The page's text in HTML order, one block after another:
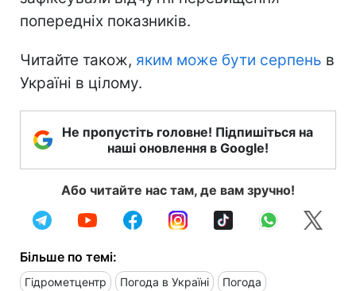
попередніх показників.
Читайте також, яким може бути серпень в
Україні в цілому.
Не пропустіть головне! Підпишіться на
наші оновлення в Google!
Або читайте нас там, де вам зручно!
Більше по темі:
Гідрометцентр Погода в Україні Погода